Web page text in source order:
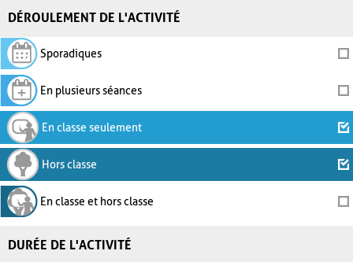
DÉROULEMENT DE L'ACTIVITÉ
Sporadiques
En plusieurs séances
En classe seulement
Hors classe
En classe et hors classe
DURÉE DE L'ACTIVITÉ